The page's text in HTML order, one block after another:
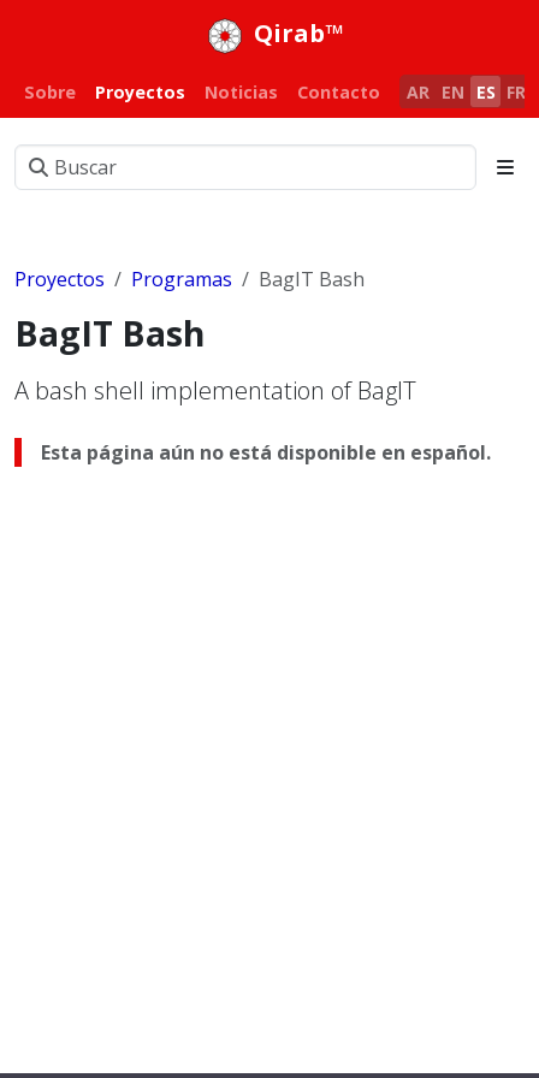
Qirab™
Sobre Proyectos Noticias Contacto AR EN ES FR
Proyectos Programas BagIT Bash
BagIT Bash
A bash shell implementation of BagIT
Esta página aún no está disponible en español.